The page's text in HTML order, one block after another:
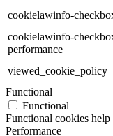
cookielawinfo-
cookielawinfo-
performance
viewed_cookie_policy
Functional
Functional
Functional cookies
Performance